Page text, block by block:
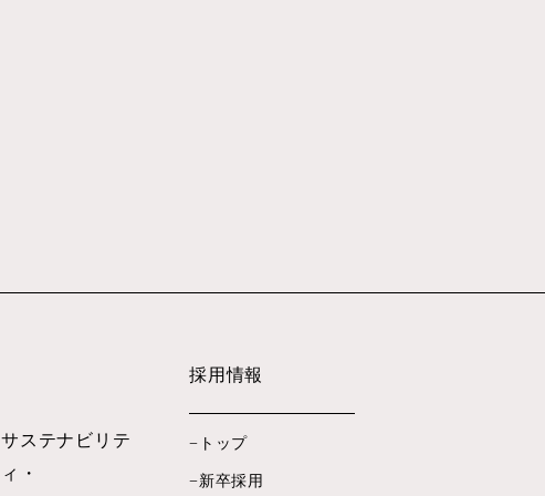
サステナビリテ
ィ・
採用情報
トップ
新卒採用